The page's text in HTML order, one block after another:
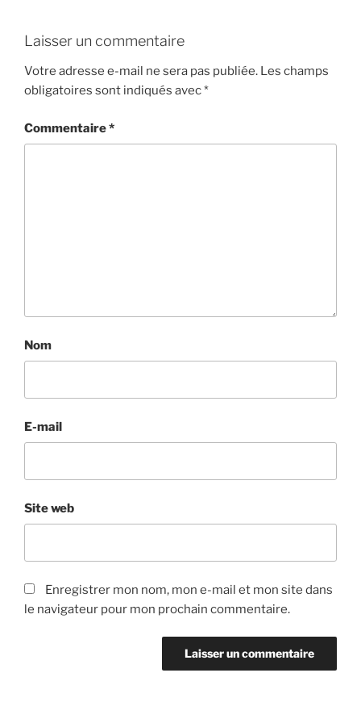
Laisser un commentaire
Votre adresse e-mail ne sera pas publiée. Les champs
obligatoires sont indiqués avec*
Commentaire*
Nom
E-mail
Site web
Enregistrer mon nom, mon e-mail et mon site dans
le navigateur pour mon prochain commentaire.